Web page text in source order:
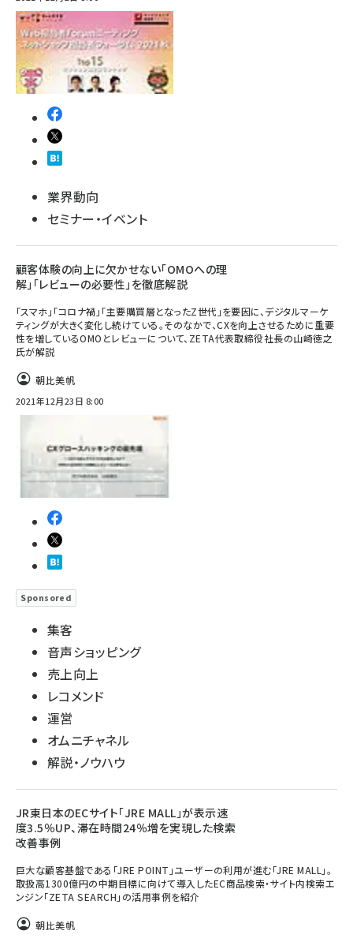
業界動向
セミナー・イベント
顧客体験の向上に欠かせない「OMOへの理
解」「レビューの必要性」を徹底解説
「スマホ」「コロナ禍」「主要購買層となったZ世代」を要因に、デジタルマーケ
ティングが大きく変化し続けている。そのなかで、CXを向上させるために重要
性を増しているOMOとレビューについて、ZETA代表取締役社長の山崎徳之
氏が解説
朝比美帆
2021年12月23日 8:00
Sponsored
集客
音声ショッピング
売上向上
レコメンド
運営
オムニチャネル
解説・ノウハウ
JR東日本のECサイト「JRE MALL」が表示速
度3.5％UP、滞在時間24％増を実現した検索
改善事例
巨大な顧客基盤である「JRE POINT」ユーザーの利用が進む「JRE MALL」。
取扱高1300億円の中期目標に向けて導入したEC商品検索・サイト内検索エ
ンジン「ZETA SEARCH」の活用事例を紹介
朝比美帆